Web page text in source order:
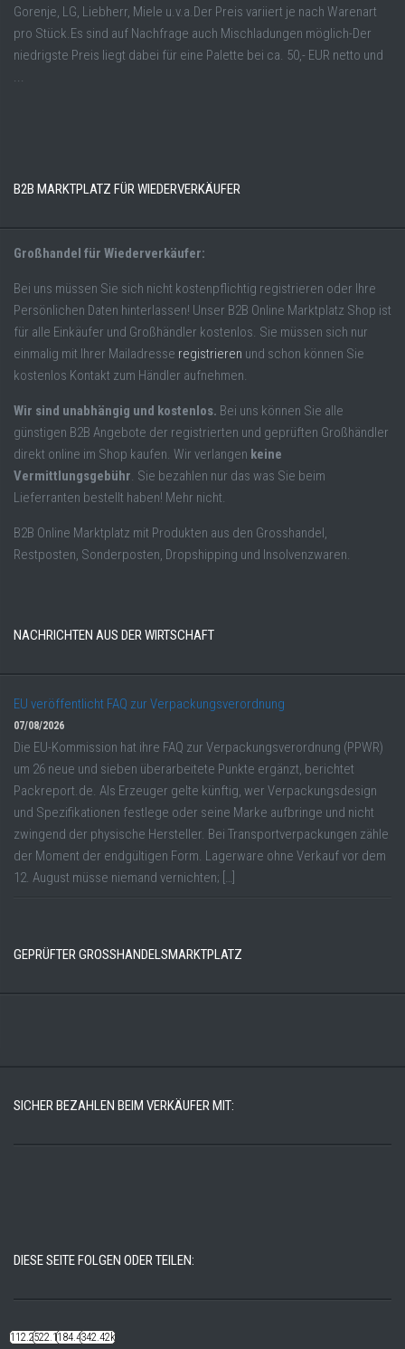
Gorenje, LG, Liebherr, Miele u.v.a.Der Preis variiert je nach Warenart
pro Stück.Es sind auf Nachfrage auch Mischladungen möglich-Der
niedrigste Preis liegt dabei für eine Palette bei ca. 50,- EUR netto und
...
B2B MARKTPLATZ FÜR WIEDERVERKÄUFER
Großhandel für Wiederverkäufer:
Bei uns müssen Sie sich nicht kostenpflichtig registrieren oder Ihre
Persönlichen Daten hinterlassen! Unser B2B Online Marktplatz Shop ist
für alle Einkäufer und Großhändler kostenlos. Sie müssen sich nur
einmalig mit Ihrer Mailadresse registrieren und schon können Sie
kostenlos Kontakt zum Händler aufnehmen.
Wir sind unabhängig und kostenlos. Bei uns können Sie alle
günstigen B2B Angebote der registrierten und geprüften Großhändler
direkt online im Shop kaufen. Wir verlangen keine
Vermittlungsgebühr. Sie bezahlen nur das was Sie beim
Lieferranten bestellt haben! Mehr nicht.
B2B Online Marktplatz mit Produkten aus den Grosshandel,
Restposten, Sonderposten, Dropshipping und Insolvenzwaren.
NACHRICHTEN AUS DER WIRTSCHAFT
EU veröffentlicht FAQ zur Verpackungsverordnung
07/08/2026
Die EU-Kommission hat ihre FAQ zur Verpackungsverordnung (PPWR)
um 26 neue und sieben überarbeitete Punkte ergänzt, berichtet
Packreport.de. Als Erzeuger gelte künftig, wer Verpackungsdesign
und Spezifikationen festlege oder seine Marke aufbringe und nicht
zwingend der physische Hersteller. Bei Transportverpackungen zähle
der Moment der endgültigen Form. Lagerware ohne Verkauf vor dem
12. August müsse niemand vernichten; […]
GEPRÜFTER GROSSHANDELSMARKTPLATZ
SICHER BEZAHLEN BEIM VERKÄUFER MIT:
DIESE SEITE FOLGEN ODER TEILEN:
112.22k522.14k184.48k342.42k